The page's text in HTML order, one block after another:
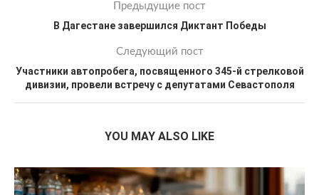
Предыдущие пост
В Дагестане завершился Диктант Победы
Следующий пост
Участники автопробега, посвященного 345-й стрелковой
дивизии, провели встречу с депутатами Севастополя
YOU MAY ALSO LIKE